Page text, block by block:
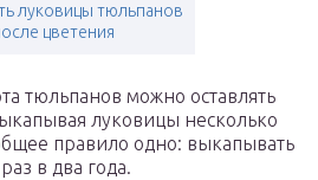
луковицы тюльпанов
цветения
тюльпанов можно оставлять
луковицы несколько
правило одно: выкапывать
в два года.